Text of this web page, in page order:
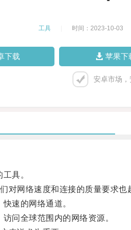
工具 时间：2023-10-03
下载 苹果下
安卓市场，
具。
网络速度和连接的质量要求也
速的网络通道。
全球范围内的网络资源。